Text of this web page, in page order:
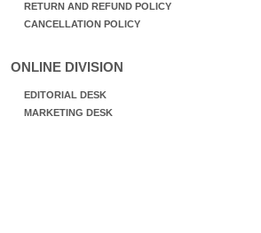
RETURN AND REFUND POLICY
CANCELLATION POLICY
ONLINE DIVISION
EDITORIAL DESK
MARKETING DESK